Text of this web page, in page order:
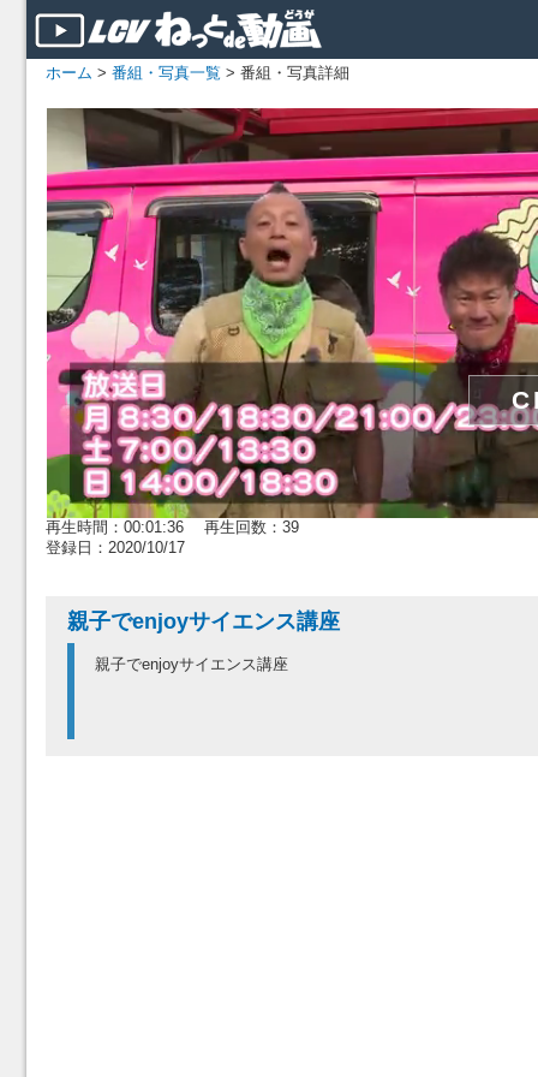
ホーム > 番組・写真一覧 > 番組・写真詳細
再生時間：00:01:36 再生回数：39
登録日：2020/10/17
親子でenjoyサイエンス講座
親子でenjoyサイエンス講座